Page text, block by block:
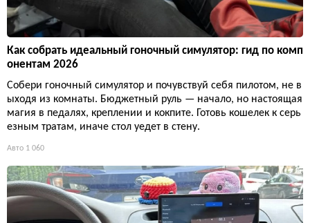
Как собрать идеальный гоночный симулятор: гид по комп
онентам 2026
Собери гоночный симулятор и почувствуй себя пилотом, не в
ыходя из комнаты. Бюджетный руль — начало, но настоящая
магия в педалях, креплении и кокпите. Готовь кошелек к серь
езным тратам, иначе стол уедет в стену.
Авто 1 060